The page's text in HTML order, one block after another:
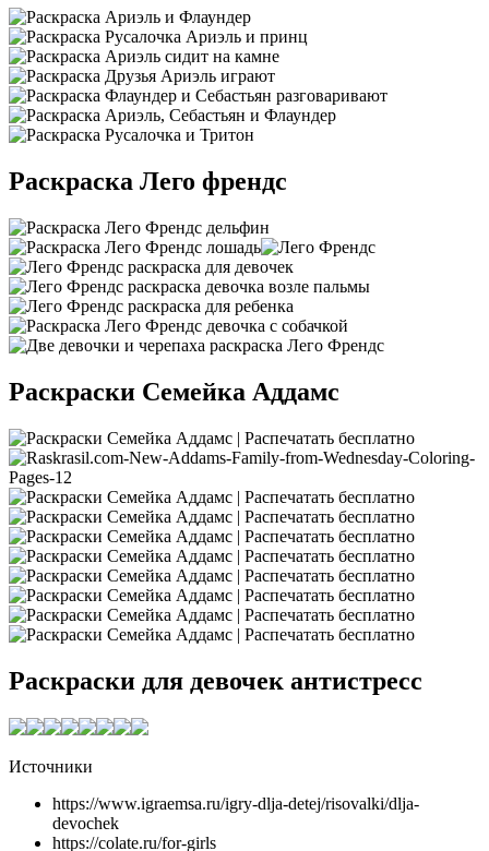
Раскраска Лего френдс
Раскраски Семейка Аддамс
Раскраски для девочек антистресс
Источники
https://www.igraemsa.ru/igry-dlja-detej/risovalki/dlja-
devochek
https://colate.ru/for-girls